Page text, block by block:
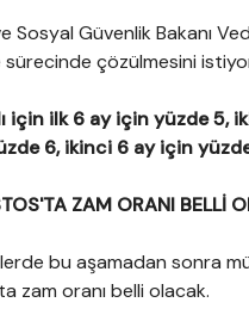
Sosyal Güvenlik Bakanı
sürecinde çözülmesini
için ilk 6 ay için yüzde 5,
6, ikinci 6 ay için
ZAM ORANI BELLİ
bu aşamadan sonra
zam oranı belli olacak.